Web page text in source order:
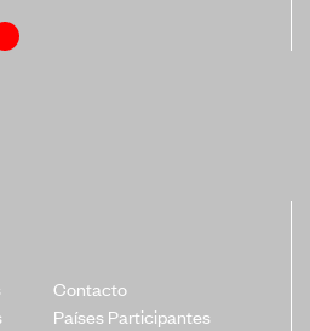
Contacto
Países Participantes